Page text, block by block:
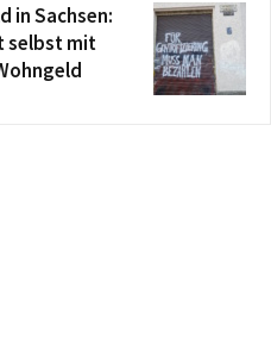
in Sachsen:
selbst mit